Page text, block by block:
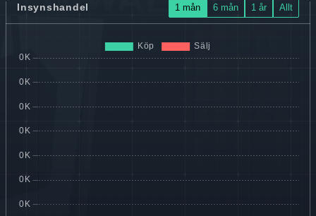
Insynshandel 1 mån 6 mån 1 år Allt